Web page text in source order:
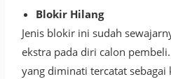
Blokir Hilang
Jenis blokir ini sudah
ekstra pada diri calon
yang diminati tercatat sebagai